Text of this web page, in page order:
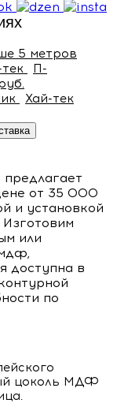
5 метров
П-
Хай-тек
от 35 000
и установкой
или
доступна в
по
цоколь МДФ